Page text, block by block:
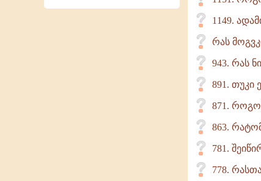
1149.
რას
943. რას
891. თუკი
871.
863.
781.
778.